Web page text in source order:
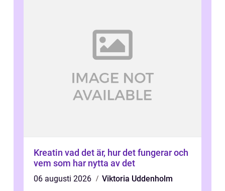
Kreatin vad det är, hur det fungerar och
vem som har nytta av det
06 augusti 2026
Viktoria Uddenholm